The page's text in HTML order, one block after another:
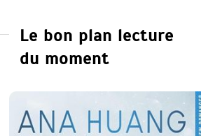
Le bon plan lecture
du moment